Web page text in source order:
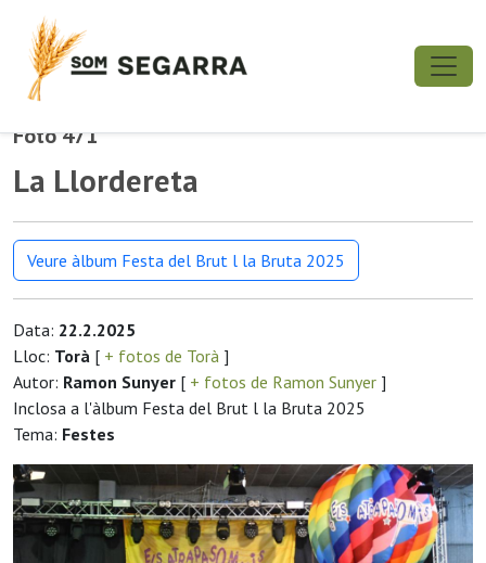
Foto 471
La Llordereta
Veure àlbum Festa del Brut l la Bruta 2025
Data: 22.2.2025
Lloc: Torà [ + fotos de Torà ]
Autor: Ramon Sunyer [ + fotos de Ramon Sunyer ]
Inclosa a l'àlbum Festa del Brut l la Bruta 2025
Tema: Festes